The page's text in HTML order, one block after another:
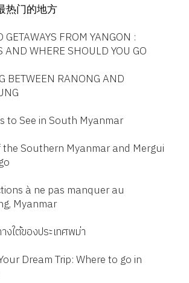
热门的地方
GETAWAYS FROM YANGON :
AND WHERE SHOULD YOU GO
BETWEEN RANONG AND
to See in South Myanmar
the Southern Myanmar and Mergui
à ne pas manquer au
Myanmar​
งใต้ของประเทศพม่า
Dream Trip: Where to go in